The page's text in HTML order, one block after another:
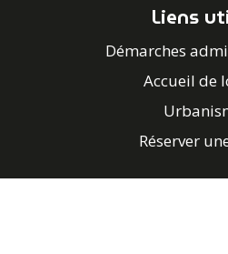
Liens
Démarches
Accueil de
Réserver